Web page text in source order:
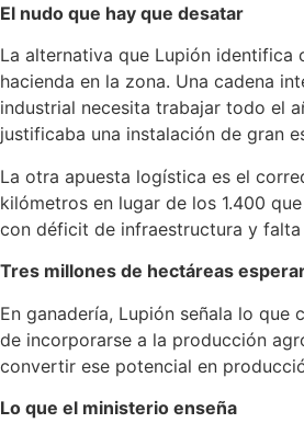
El nudo que hay que desatar
La alternativa que Lupión
hacienda en la zona. Una cadena
industrial necesita trabajar todo el
justificaba una instalación de gran
La otra apuesta logística es el
kilómetros en lugar de los 1.400
con déficit de infraestructura y
Tres millones de hectáreas
En ganadería, Lupión señala lo
de incorporarse a la producción
convertir ese potencial en
Lo que el ministerio enseña